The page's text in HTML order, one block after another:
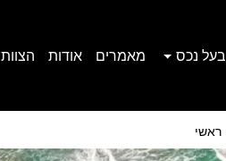
בעל נכס מאמרים אודות הצוות